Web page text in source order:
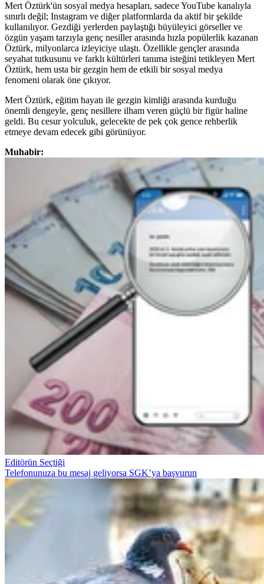
Mert Öztürk'ün sosyal medya hesapları, sadece YouTube kanalıyla
sınırlı değil; Instagram ve diğer platformlarda da aktif bir şekilde
kullanılıyor. Gezdiği yerlerden paylaştığı büyüleyici görseller ve
özgün yaşam tarzıyla genç nesiller arasında hızla popülerlik kazanan
Öztürk, milyonlarca izleyiciye ulaştı. Özellikle gençler arasında
seyahat tutkusunu ve farklı kültürleri tanıma isteğini tetikleyen Mert
Öztürk, hem usta bir gezgin hem de etkili bir sosyal medya
fenomeni olarak öne çıkıyor.
Mert Öztürk, eğitim hayatı ile gezgin kimliği arasında kurduğu
önemli dengeyle, genç nesillere ilham veren güçlü bir figür haline
geldi. Bu cesur yolculuk, gelecekte de pek çok gence rehberlik
etmeye devam edecek gibi görünüyor.
Muhabir:
Editörün Seçtiği
Telefonunuza bu mesaj geliyorsa SGK’ya başvurun